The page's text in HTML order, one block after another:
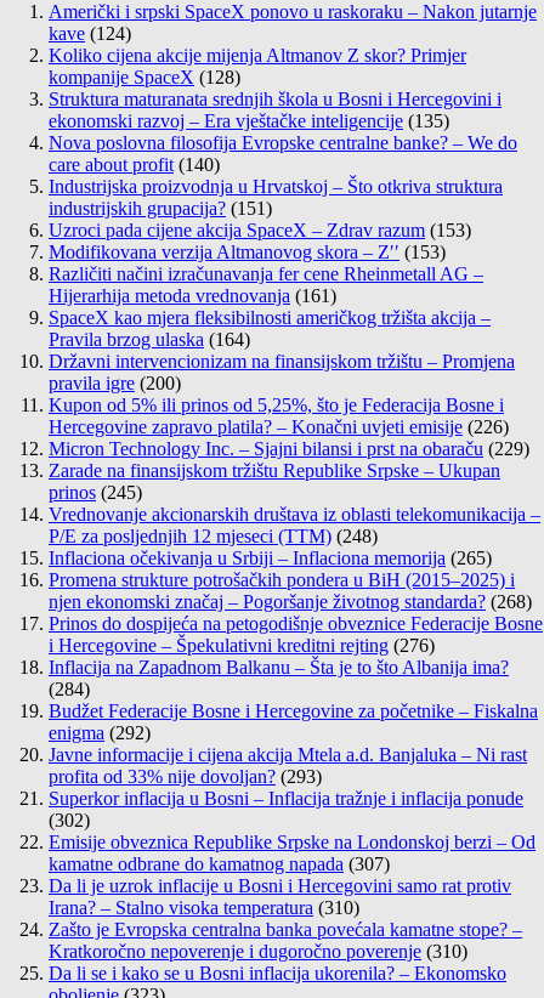
Američki i srpski SpaceX ponovo u raskoraku – Nakon jutarnje
kave (124)
Koliko cijena akcije mijenja Altmanov Z skor? Primjer
kompanije SpaceX (128)
Struktura maturanata srednjih škola u Bosni i Hercegovini i
ekonomski razvoj – Era vještačke inteligencije (135)
Nova poslovna filosofija Evropske centralne banke? – We do
care about profit (140)
Industrijska proizvodnja u Hrvatskoj – Što otkriva struktura
industrijskih grupacija? (151)
Uzroci pada cijene akcija SpaceX – Zdrav razum (153)
Modifikovana verzija Altmanovog skora – Z′′ (153)
Različiti načini izračunavanja fer cene Rheinmetall AG –
Hijerarhija metoda vrednovanja (161)
SpaceX kao mjera fleksibilnosti američkog tržišta akcija –
Pravila brzog ulaska (164)
Državni intervencionizam na finansijskom tržištu – Promjena
pravila igre (200)
Kupon od 5% ili prinos od 5,25%, što je Federacija Bosne i
Hercegovine zapravo platila? – Konačni uvjeti emisije (226)
Micron Technology Inc. – Sjajni bilansi i prst na obaraču (229)
Zarade na finansijskom tržištu Republike Srpske – Ukupan
prinos (245)
Vrednovanje akcionarskih društava iz oblasti telekomunikacija –
P/E za posljednjih 12 mjeseci (TTM) (248)
Inflaciona očekivanja u Srbiji – Inflaciona memorija (265)
Promena strukture potrošačkih pondera u BiH (2015–2025) i
njen ekonomski značaj – Pogoršanje životnog standarda? (268)
Prinos do dospijeća na petogodišnje obveznice Federacije Bosne
i Hercegovine – Špekulativni kreditni rejting (276)
Inflacija na Zapadnom Balkanu – Šta je to što Albanija ima?
(284)
Budžet Federacije Bosne i Hercegovine za početnike – Fiskalna
enigma (292)
Javne informacije i cijena akcija Mtela a.d. Banjaluka – Ni rast
profita od 33% nije dovoljan? (293)
Superkor inflacija u Bosni – Inflacija tražnje i inflacija ponude
(302)
Emisije obveznica Republike Srpske na Londonskoj berzi – Od
kamatne odbrane do kamatnog napada (307)
Da li je uzrok inflacije u Bosni i Hercegovini samo rat protiv
Irana? – Stalno visoka temperatura (310)
Zašto je Evropska centralna banka povećala kamatne stope? –
Kratkoročno nepoverenje i dugoročno poverenje (310)
Da li se i kako se u Bosni inflacija ukorenila? – Ekonomsko